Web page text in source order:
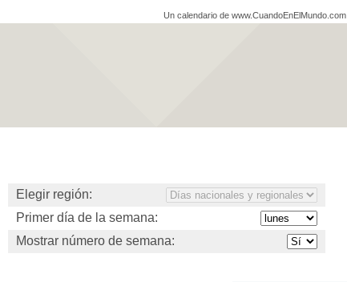
Un calendario de www.CuandoEnElMundo.com
Elegir región:
Primer día de la semana:
Mostrar número de semana: